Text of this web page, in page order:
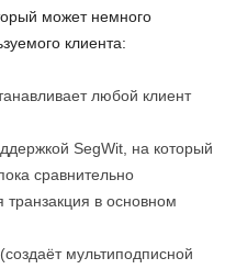
может немного
клиента:
любой клиент
SegWit, на который
сравнительно
в основном
мультиподписной